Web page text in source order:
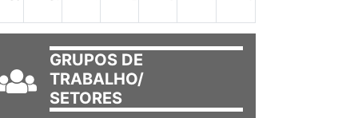
GRUPOS DE
TRABALHO/
SETORES